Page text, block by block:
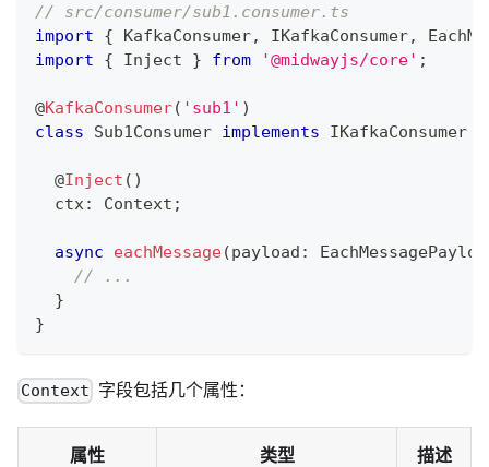
// src/consumer/sub1.consumer.ts
import
{ KafkaConsumer, IKafkaConsumer,
import
{ Inject } from '@midwayjs/core' ;
@KafkaConsumer( 'sub1' )
class
Sub1Consumer implements IKafkaConsumer
@Inject ( )
  ctx
: Context ;
async eachMessage(payload :
// ...
}
}
Context 字段包括几个属性：
属性 类型 描述